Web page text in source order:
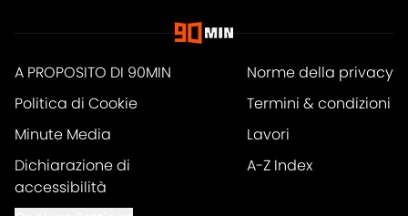
A PROPOSITO DI 90MIN
Norme della privacy
Politica di Cookie
Termini & condizioni
Minute Media
Lavori
Dichiarazione di
accessibilità
A-Z Index